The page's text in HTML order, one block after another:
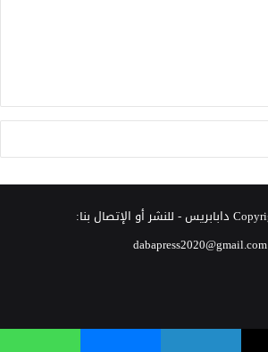
دابابريس- للنشر أو الإتصال بنا:
dabapress2020@gmail.com